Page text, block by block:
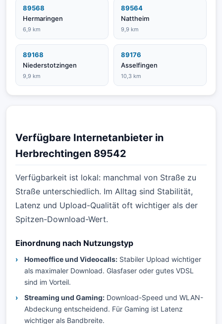
89568
Hermaringen
6,9 km
89564
Nattheim
9,9 km
89168
Niederstotzingen
9,9 km
89176
Asselfingen
10,3 km
Verfügbare Internetanbieter in
Herbrechtingen 89542
Verfügbarkeit ist lokal: manchmal von Straße zu
Straße unterschiedlich. Im Alltag sind Stabilität,
Latenz und Upload-Qualität oft wichtiger als der
Spitzen-Download-Wert.
Einordnung nach Nutzungstyp
Homeoffice und Videocalls: Stabiler Upload wichtiger
als maximaler Download. Glasfaser oder gutes VDSL
sind im Vorteil.
Streaming und Gaming: Download-Speed und WLAN-
Abdeckung entscheidend. Für Gaming ist Latenz
wichtiger als Bandbreite.